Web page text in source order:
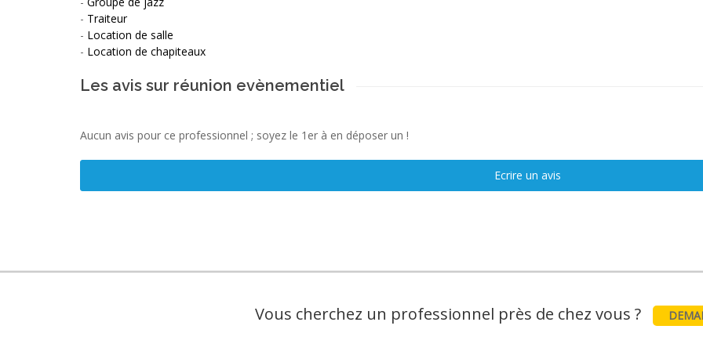
- Traiteur
- Location de salle
- Location de chapiteaux
Les avis sur réunion evènementiel
Aucun avis pour ce professionnel ; soyez le 1er à en déposer un !
Ecrire un avis
Vous cherchez un professionnel près de chez vous ?